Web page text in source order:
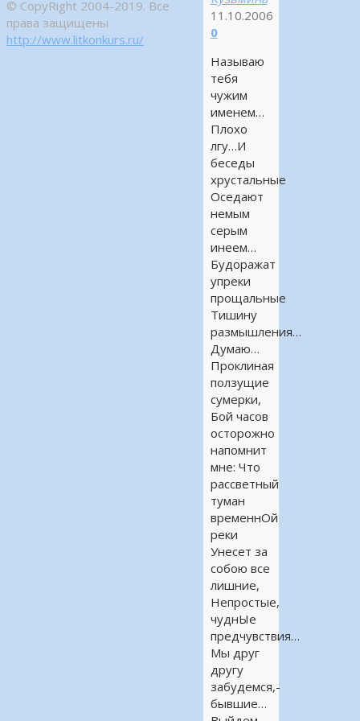
11.10.2006
0
Называю
тебя
чужим
именем…
Плохо
лгу…И
беседы
хрустальные
Оседают
немым
серым
инеем…
Будоражат
упреки
прощальные
Тишину
размышления…
Думаю…
Проклиная
ползущие
сумерки,
Бой часов
осторожно
напомнит
мне: Что
рассветный
туман
временнОй
реки
Унесет за
собою все
лишние,
Непростые,
чуднЫе
предчувствия…
Мы друг
другу
забудемся,-
бывшие…
© CopyRight 2004-2019. Все
права защищены
http://www.litkonkurs.ru/